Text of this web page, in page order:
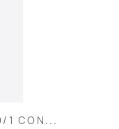
1 CON...